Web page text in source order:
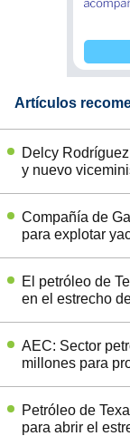
Artículos
Delcy
y nuevo
Compañía de
para explotar
El petróleo de
en el estrecho
AEC: Sector
millones para
Petróleo de
para abrir el